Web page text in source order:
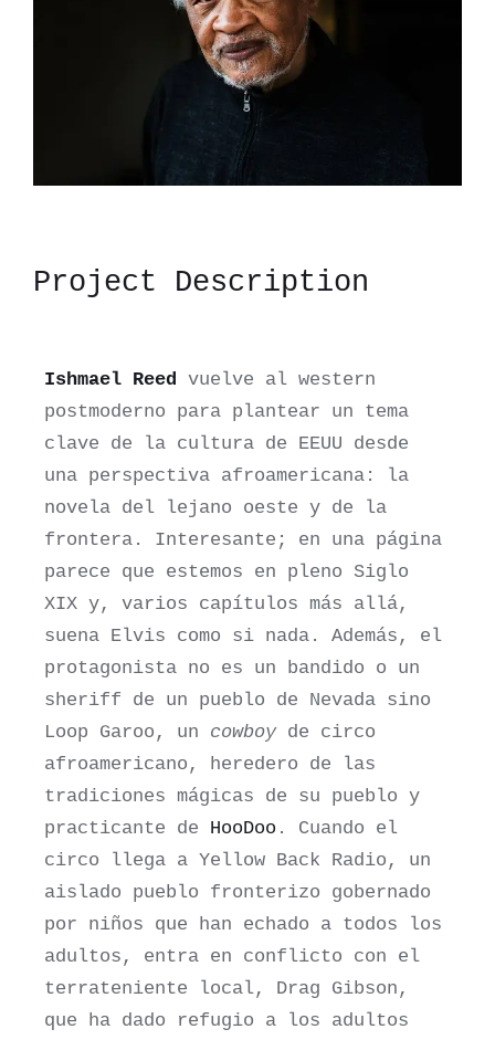
Project Description
Ishmael Reed
vuelve al western
postmoderno para plantear un tema
clave de la cultura de EEUU desde
una perspectiva afroamericana: la
novela del lejano oeste y de la
frontera. Interesante; en una página
parece que estemos en pleno Siglo
XIX y, varios capítulos más allá,
suena Elvis como si nada. Además, el
protagonista no es un bandido o un
sheriff de un pueblo de Nevada sino
Loop Garoo, un cowboyde circo
afroamericano, heredero de las
tradiciones mágicas de su pueblo y
practicante de HooDoo . Cuando el
circo llega a Yellow Back Radio, un
aislado pueblo fronterizo gobernado
por niños que han echado a todos los
adultos, entra en conflicto con el
terrateniente local, Drag Gibson,
que ha dado refugio a los adultos